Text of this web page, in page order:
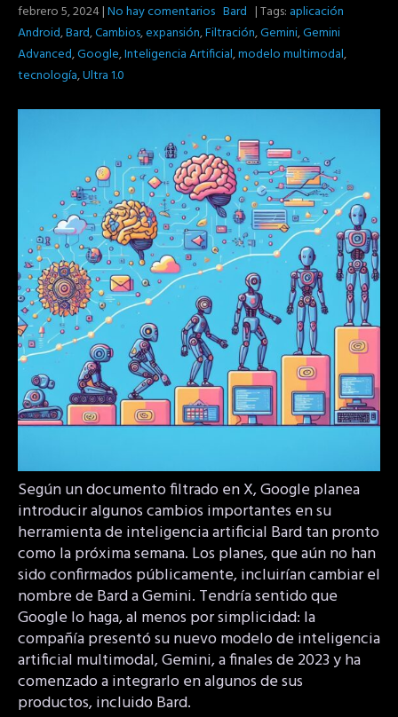
febrero 5, 2024|No hay comentarios Bard | Tags: aplicación
Android,Bard,Cambios,expansión,Filtración,Gemini,Gemini
Advanced,Google,Inteligencia Artificial,modelo multimodal,
tecnología,Ultra 1.0
Según un documento filtrado en X, Google planea
introducir algunos cambios importantes en su
herramienta de inteligencia artificial Bard tan pronto
como la próxima semana. Los planes, que aún no han
sido confirmados públicamente, incluirían cambiar el
nombre de Bard a Gemini. Tendría sentido que
Google lo haga, al menos por simplicidad: la
compañía presentó su nuevo modelo de inteligencia
artificial multimodal, Gemini, a finales de 2023 y ha
comenzado a integrarlo en algunos de sus
productos, incluido Bard.